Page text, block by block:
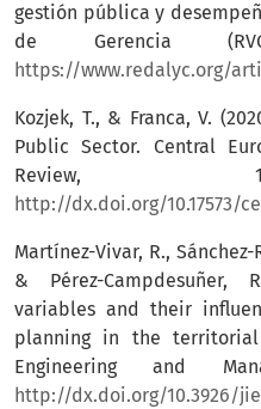
gestión pública y
de Gerencia
https://www.redalyc.org/
Kozjek, T., & Franca, V.
Public Sector. Central
Review,
http://dx.doi.org/10.17573/
Martínez-Vivar, R.,
& Pérez-
variables and their
planning in the
Engineering and
http://dx.doi.org/10.3926/